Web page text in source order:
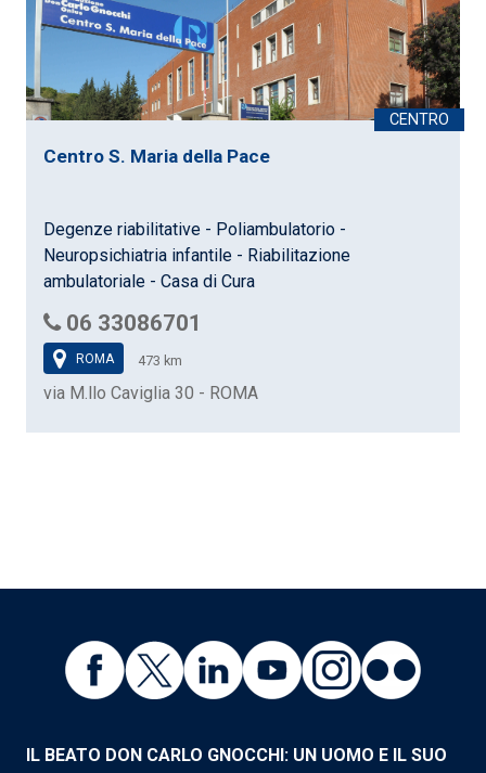
Centro S. Maria della Pace
Degenze riabilitative - Poliambulatorio -
Neuropsichiatria infantile - Riabilitazione
ambulatoriale - Casa di Cura
06 33086701
ROMA 473 km
via M.llo Caviglia 30 - ROMA
IL BEATO DON CARLO GNOCCHI: UN UOMO E IL SUO